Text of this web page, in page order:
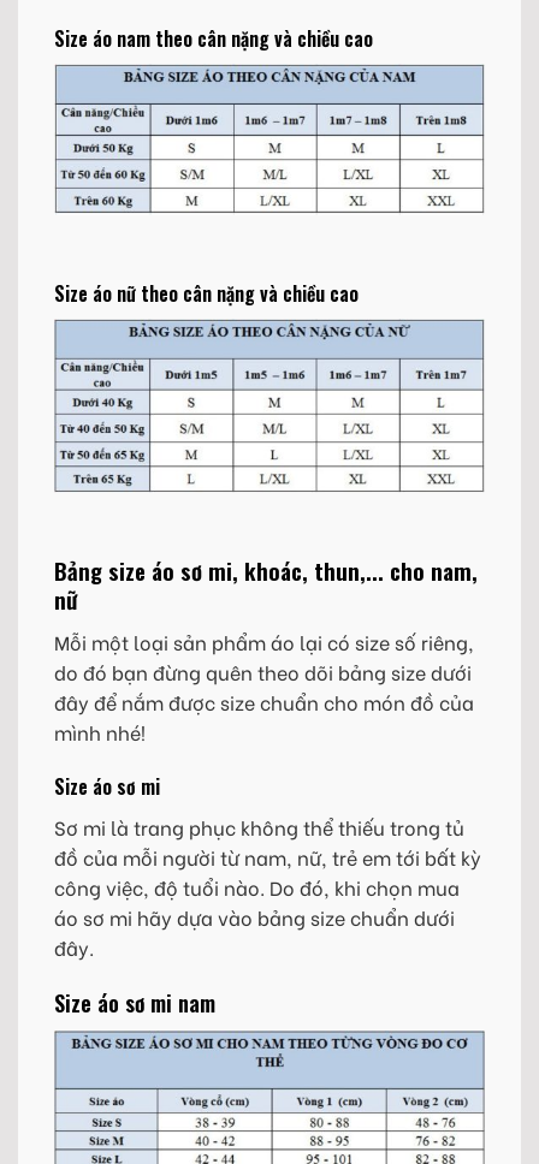
Size áo nam theo cân nặng và chiều cao
Size áo nữ theo cân nặng và chiều cao
Bảng size áo sơ mi, khoác, thun,... cho nam,
nữ
Mỗi một loại sản phẩm áo lại có size số riêng,
do đó bạn đừng quên theo dõi bảng size dưới
đây để nắm được size chuẩn cho món đồ của
mình nhé!
Size áo sơ mi
Sơ mi là trang phục không thể thiếu trong tủ
đồ của mỗi người từ nam, nữ, trẻ em tới bất kỳ
công việc, độ tuổi nào. Do đó, khi chọn mua
áo sơ mi hãy dựa vào bảng size chuẩn dưới
đây.
Size áo sơ mi nam